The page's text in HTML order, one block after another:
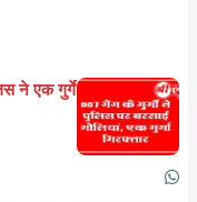
ने एक गुर्गे